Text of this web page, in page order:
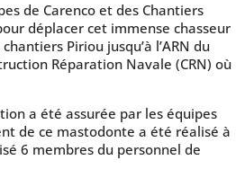
de Carenco et des Chantiers
déplacer cet immense chasseur
Piriou jusqu’à l’ARN du
Réparation Navale (CRN) où
a été assurée par les équipes
de ce mastodonte a été réalisé à
6 membres du personnel de